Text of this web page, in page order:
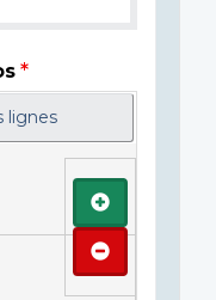
lignes
Ajouter
Retirer